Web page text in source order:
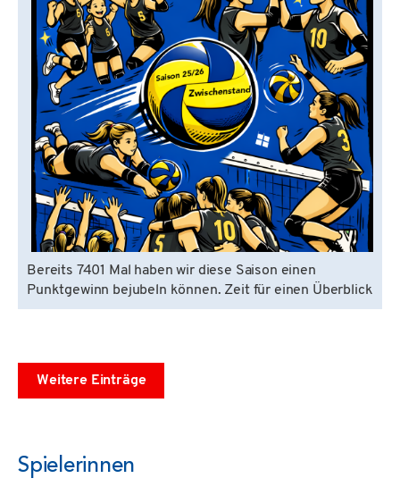
Bereits 7401 Mal haben wir diese Saison einen
Punktgewinn bejubeln können. Zeit für einen Überblick
Weitere Einträge
Spielerinnen